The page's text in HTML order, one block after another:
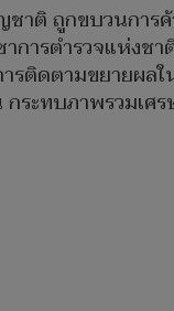
าติ ถูกขบวนการ
ารตำรวจแห่งชา
ติดตามขยายผลใ
ะทบภาพรวมเศร